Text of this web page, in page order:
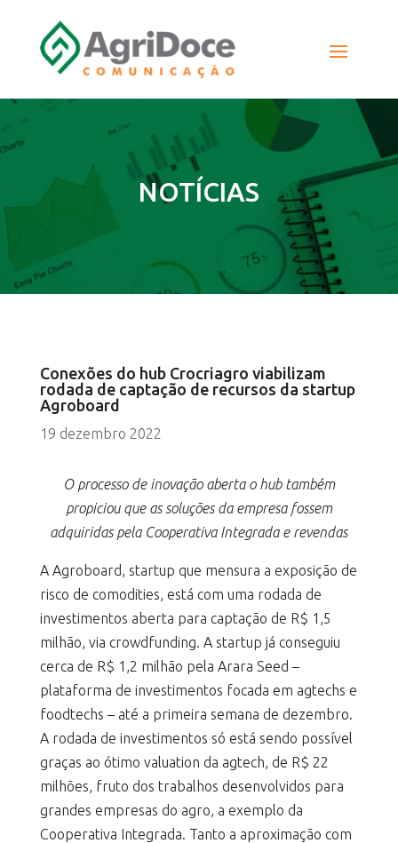
NOTÍCIAS
Conexões do hub Crocriagro viabilizam
rodada de captação de recursos da startup
Agroboard
19 dezembro 2022
O processo de inovação aberta o hub também
propiciou que as soluções da empresa fossem
adquiridas pela Cooperativa Integrada e revendas
A Agroboard, startup que mensura a exposição de
risco de comodities, está com uma rodada de
investimentos aberta para captação de R$ 1,5
milhão, via crowdfunding. A startup já conseguiu
cerca de R$ 1,2 milhão pela Arara Seed –
plataforma de investimentos focada em agtechs e
foodtechs – até a primeira semana de dezembro.
A rodada de investimentos só está sendo possível
graças ao ótimo valuation da agtech, de R$ 22
milhões, fruto dos trabalhos desenvolvidos para
grandes empresas do agro, a exemplo da
Cooperativa Integrada. Tanto a aproximação com